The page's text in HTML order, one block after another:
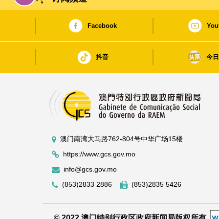
Facebook
抖音 今
澳门南湾大马路762-804号中华广场15楼
https://www.gcs.gov.mo
info@gcs.gov.mo
(853)2833 2886
(853)2835 5426